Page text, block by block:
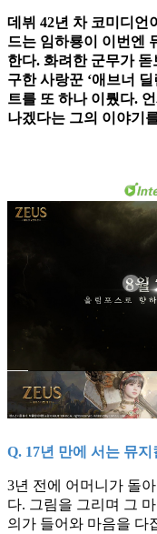
데뷔 42년 차 코미디언
드는 임하룡이 이번엔
한다. 화려한 군무가 돋
구한 사랑꾼 ‘애브너
트를 또 하나 이뤘다.
나겠다는 그의 이야기
Q. 17년 만에 서는 뮤
3년 전에 어머니가 돌
다. 그림을 그리며 그
의가 들어와 마음을 다